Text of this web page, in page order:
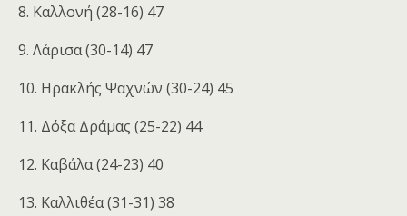
8. Καλλονή (28-16) 47
9. Λάρισα (30-14) 47
10. Ηρακλής Ψαχνών (30-24) 45
11. Δόξα Δράμας (25-22) 44
12. Καβάλα (24-23) 40
13. Καλλιθέα (31-31) 38